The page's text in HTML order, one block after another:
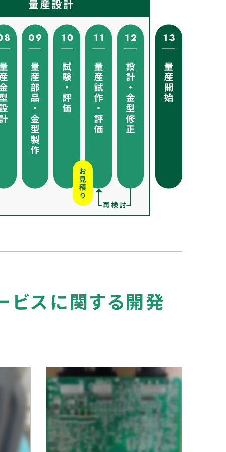
ビスに関する開発